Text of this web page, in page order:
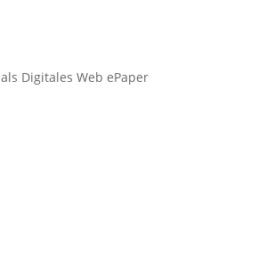
als Digitales Web ePaper